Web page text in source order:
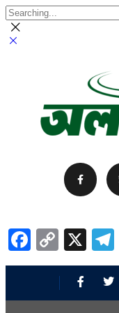
Facebook
Copy
Link
X